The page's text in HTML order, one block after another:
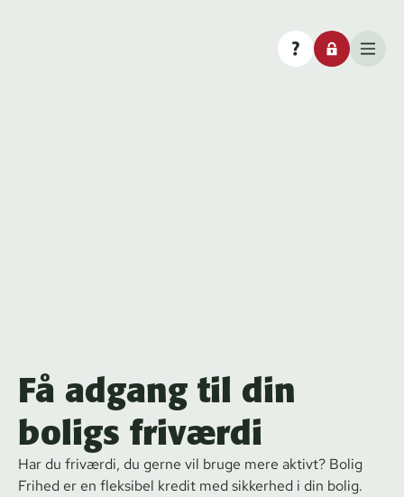
Få adgang til din
boligs friværdi
Har du friværdi, du gerne vil bruge mere aktivt? Bolig
Frihed er en fleksibel kredit med sikkerhed i din bolig.